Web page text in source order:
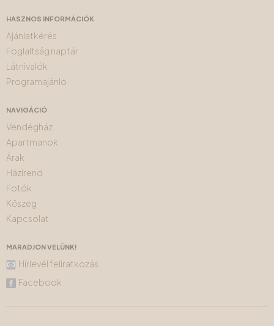
HASZNOS INFORMÁCIÓK
Ajánlatkérés
Foglaltság naptár
Látnivalók
Programajánló
NAVIGÁCIÓ
Vendégház
Apartmanok
Árak
Házirend
Fotók
Kőszeg
Kapcsolat
MARADJON VELÜNK!
Hírlevél feliratkozás
Facebook